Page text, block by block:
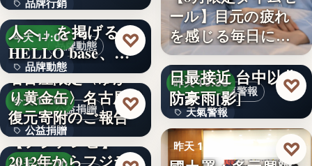
品牌行銷
1,200億円
ープ ス…
品牌動態
今天 17:00
品牌動態
文字
「社長に買われる
人へ」を掲げる
HELLO base、創
業…
♡
公益捐贈
今天 17:00
公益捐贈
4,550,085
名古屋限定〈ゆか
り黄金缶〉名古屋城
復元寄附のご報告
♡
【フジテレビ】
2012年からフジテ
ール】目元の疲れ
を感じる毎日に。3
段階…
天氣警報
昨天 19:36
天氣警報
文字
颱風白海豚8日及9
日最接近 台中以北
防豪雨[影]
♡
昨天 19:26 ♡